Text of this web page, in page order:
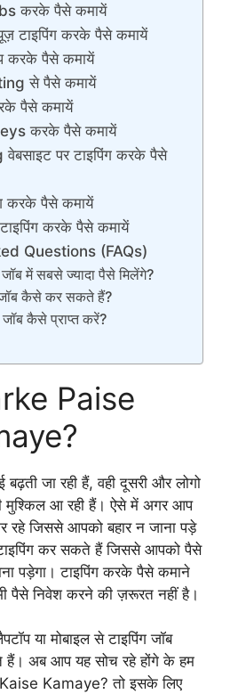
करके पैसे कमायें
टाइपिंग करके पैसे कमायें
करके पैसे कमायें
से पैसे कमायें
पैसे कमायें
करके पैसे कमायें
पर टाइपिंग करके पैसे
करके पैसे कमायें
करके पैसे कमायें
Questions (FAQs)
में सबसे ज्यादा पैसे मिलेंगे?
जॉब कैसे कर सकते हैं?
जॉब कैसे प्राप्त करें?
Paise
जा रही हैं, वही दूसरी और लोगो
मुश्किल आ रही हैं। ऐसे में अगर आप
रहे जिससे आपको बहार न जाना पड़े
कर सकते हैं जिससे आपको पैसे
पड़ेगा। टाइपिंग करके पैसे कमाने
पैसे निवेश करने की ज़रूरत नहीं है।
या मोबाइल से टाइपिंग जॉब
अब आप यह सोच रहे होंगे के हम
Kamaye? तो इसके लिए